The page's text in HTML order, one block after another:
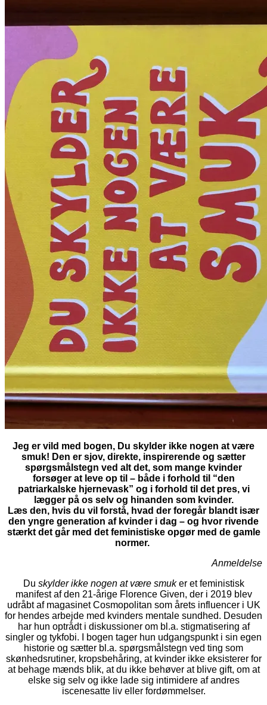
Jeg er vild med bogen, Du skylder ikke nogen at være
smuk! Den er sjov, direkte, inspirerende og sætter
spørgsmålstegn ved alt det, som mange kvinder
forsøger at leve op til – både i forhold til “den
patriarkalske hjernevask” og i forhold til det pres, vi
lægger på os selv og hinanden som kvinder.
Læs den, hvis du vil forstå, hvad der foregår blandt især
den yngre generation af kvinder i dag – og hvor rivende
stærkt det går med det feministiske opgør med de gamle
normer.
Anmeldelse
Du skylder ikke nogen at være smuker et feministisk
manifest af den 21-årige Florence Given, der i 2019 blev
udråbt af magasinet Cosmopolitan som årets influencer i UK
for hendes arbejde med kvinders mentale sundhed. Desuden
har hun optrådt i diskussioner om bl.a. stigmatisering af
singler og tykfobi. I bogen tager hun udgangspunkt i sin egen
historie og sætter bl.a. spørgsmålstegn ved ting som
skønhedsrutiner, kropsbehåring, at kvinder ikke eksisterer for
at behage mænds blik, at du ikke behøver at blive gift, om at
elske sig selv og ikke lade sig intimidere af andres
iscenesatte liv eller fordømmelser.